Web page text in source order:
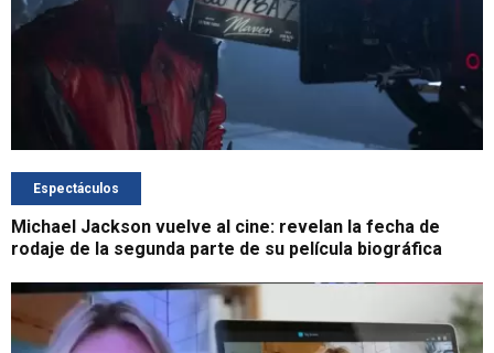
Espectáculos
Michael Jackson vuelve al cine: revelan la fecha de
rodaje de la segunda parte de su película biográfica